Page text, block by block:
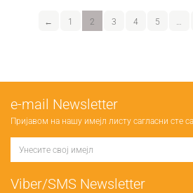
← 1 2 3 4 5
е-mail Newsletter
Пријавом на нашу имејл листу сагласни сте са
Viber/SMS Newsletter